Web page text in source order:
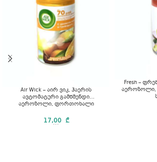
Air Wick – აირ ვიკ, ჰაერის
ავტომატური გამწმენდი
აეროზოლი, ფორთოხალი
17,00 ₾
...
Fresh –
აეროზოლი,